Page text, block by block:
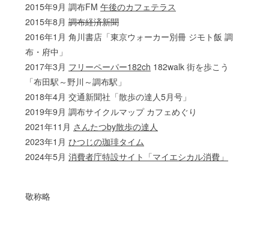
2015年9月 調布FM 午後のカフェテラス
2015年8月 調布経済新聞
2016年1月 角川書店「東京ウォーカー別冊 ジモト飯 調
布・府中」
2017年3月 フリーペーパー182ch 182walk 街を歩こう
「布田駅～野川～調布駅」
2018年4月 交通新聞社「散歩の達人5月号」
2019年9月 調布サイクルマップ カフェめぐり
2021年11月 さんたつby散歩の達人
2023年1月 ひつじの珈琲タイム
2024年5月 消費者庁特設サイト「マイエシカル消費」
敬称略